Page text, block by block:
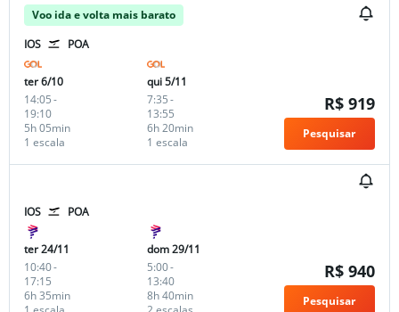
Voo ida e volta mais barato
IOS
POA
ter 6/10
14:05-
19:10
1 escala
5h 05min
qui 5/11
7:35-
13:55
1 escala
6h 20min
R$ 919
Pesquisar
IOS POA
ter 24/11
10:40-
17:15
6h 35min
dom 29/11
5:00-
13:40
8h 40min
R$ 940
Pesquisar